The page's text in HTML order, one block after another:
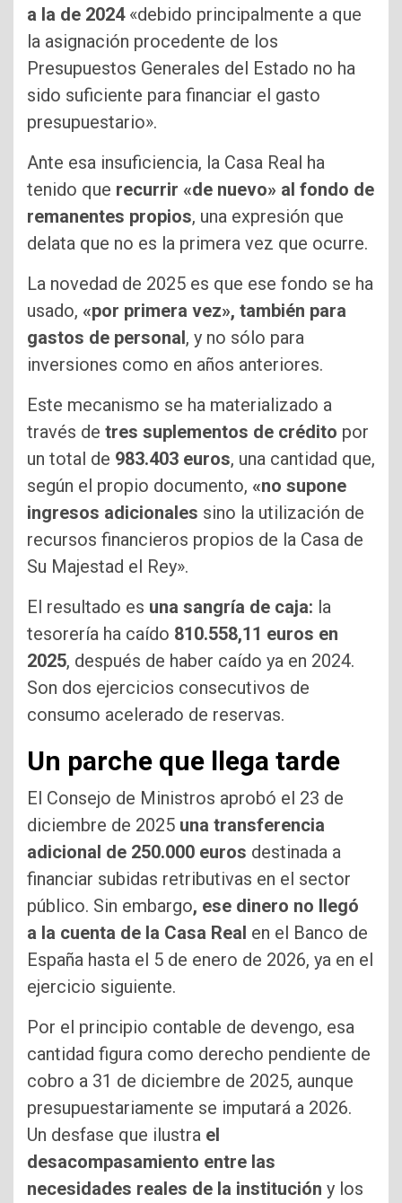
a la de 2024«debido principalmente a que
la asignación procedente de los
Presupuestos Generales del Estado no ha
sido suficiente para financiar el gasto
presupuestario».
Ante esa insuficiencia, la Casa Real ha
tenido que recurrir «de nuevo» al fondo de
remanentes propios, una expresión que
delata que no es la primera vez que ocurre.
La novedad de 2025 es que ese fondo se ha
usado, «por primera vez», también para
gastos de personal, y no sólo para
inversiones como en años anteriores.
Este mecanismo se ha materializado a
través de tres suplementos de crédito por
un total de 983.403 euros, una cantidad que,
según el propio documento, «no supone
ingresos adicionales sino la utilización de
recursos financieros propios de la Casa de
Su Majestad el Rey».
El resultado es una sangría de caja: la
tesorería ha caído 810.558,11 euros en
2025, después de haber caído ya en 2024.
Son dos ejercicios consecutivos de
consumo acelerado de reservas.
Un parche que llega tarde
El Consejo de Ministros aprobó el 23 de
diciembre de 2025 una transferencia
adicional de 250.000 euros destinada a
financiar subidas retributivas en el sector
público. Sin embargo, ese dinero no llegó
a la cuenta de la Casa Real en el Banco de
España hasta el 5 de enero de 2026, ya en el
ejercicio siguiente.
Por el principio contable de devengo, esa
cantidad figura como derecho pendiente de
cobro a 31 de diciembre de 2025, aunque
presupuestariamente se imputará a 2026.
Un desfase que ilustra el
desacompasamiento entre las
necesidades reales de la institución y los